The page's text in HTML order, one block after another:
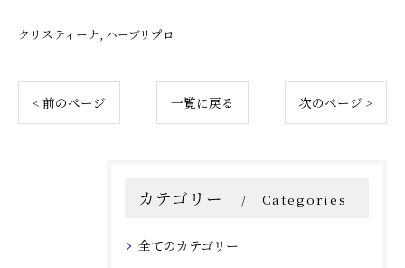
クリスティーナ ハーブリプロ
< 前のページ 一覧に戻る 次のページ >
カテゴリー Categories
全てのカテゴリー